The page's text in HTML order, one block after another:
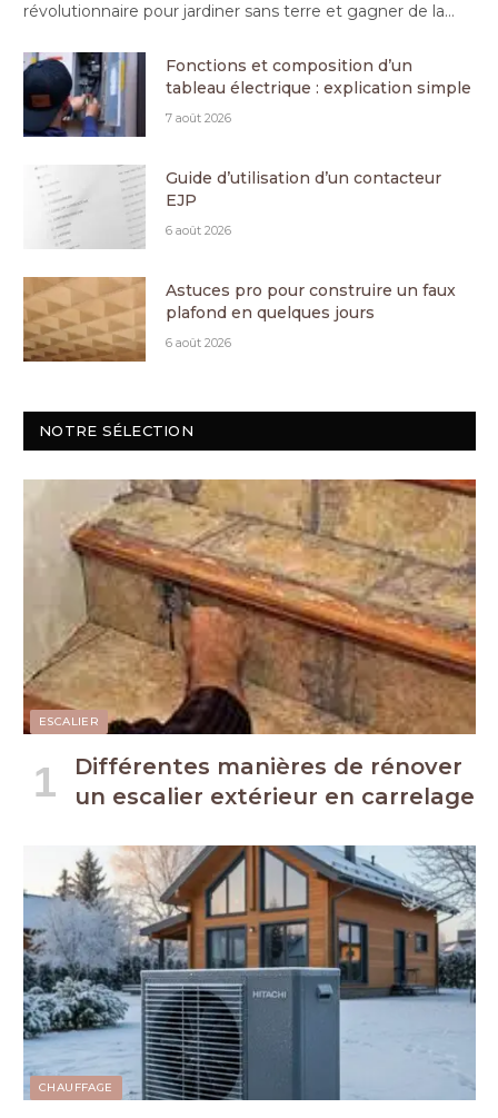
révolutionnaire pour jardiner sans terre et gagner de la…
Fonctions et composition d’un
tableau électrique : explication simple
7 août 2026
Guide d’utilisation d’un contacteur
EJP
6 août 2026
Astuces pro pour construire un faux
plafond en quelques jours
6 août 2026
NOTRE SÉLECTION
ESCALIER
Différentes manières de rénover
un escalier extérieur en carrelage
CHAUFFAGE